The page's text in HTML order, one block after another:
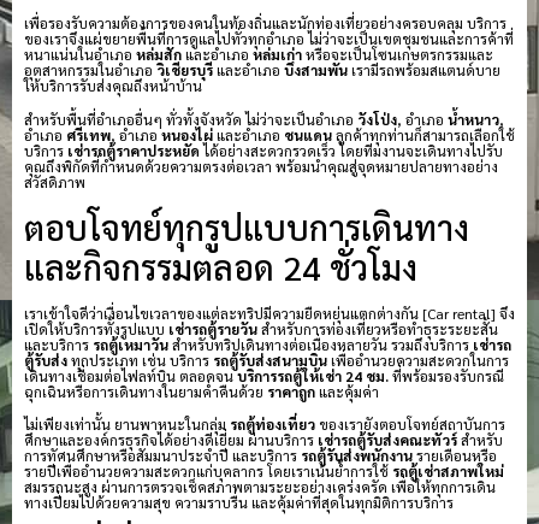
เพื่อรองรับความต้องการของคนในท้องถิ่นและนักท่องเที่ยวอย่างครอบคลุม บริการ
ของเราจึงแผ่ขยายพื้นที่การดูแลไปทั่วทุกอำเภอ ไม่ว่าจะเป็นเขตชุมชนและการค้าที่
หนาแน่นในอำเภอ หล่มสักและอำเภอ หล่มเก่าหรือจะเป็นโซนเกษตรกรรมและ
อุตสาหกรรมในอำเภอ วิเชียรบุรีและอำเภอ บึงสามพันเรามีรถพร้อมสแตนด์บาย
ให้บริการรับส่งคุณถึงหน้าบ้าน
สำหรับพื้นที่อำเภออื่นๆ ทั่วทั้งจังหวัด ไม่ว่าจะเป็นอำเภอ วังโป่ง, อำเภอ น้ำหนาว,
อำเภอ ศรีเทพ, อำเภอหนองไผ่และอำเภอ ชนแดนลูกค้าทุกท่านก็สามารถเลือกใช้
บริการ เช่ารถตู้ราคาประหยัดได้อย่างสะดวกรวดเร็ว โดยทีมงานจะเดินทางไปรับ
คุณถึงพิกัดที่กำหนดด้วยความตรงต่อเวลา พร้อมนำคุณสู่จุดหมายปลายทางอย่าง
สวัสดิภาพ
ตอบโจทย์ทุกรูปแบบการเดินทาง
และกิจกรรมตลอด 24 ชั่วโมง
เราเข้าใจดีว่าเงื่อนไขเวลาของแต่ละทริปมีความยืดหยุ่นแตกต่างกัน [Car rental] จึง
เปิดให้บริการทั้งรูปแบบ เช่ารถตู้รายวันสำหรับการท่องเที่ยวหรือทำธุระระยะสั้น
และบริการ รถตู้เหมาวันสำหรับทริปเดินทางต่อเนื่องหลายวัน รวมถึงบริการ เช่ารถ
ตู้รับส่งทุกประเภท เช่น บริการ รถตู้รับส่งสนามบินเพื่ออำนวยความสะดวกในการ
เดินทางเชื่อมต่อไฟลท์บิน ตลอดจนบริการรถตู้ให้เช่า 24 ชม.ที่พร้อมรองรับกรณี
ฉุกเฉินหรือการเดินทางในยามค่ำคืนด้วย ราคาถูกและคุ้มค่า
ไม่เพียงเท่านั้น ยานพาหนะในกลุ่ม รถตู้ท่องเที่ยว ของเรายังตอบโจทย์สถาบันการ
ศึกษาและองค์กรธุรกิจได้อย่างดีเยี่ยม ผ่านบริการ เช่ารถตู้รับส่งคณะทัวร์สำหรับ
การทัศนศึกษาหรือสัมมนาประจำปี และบริการ รถตู้รับส่งพนักงานรายเดือนหรือ
รายปีเพื่ออำนวยความสะดวกแก่บุคลากร โดยเราเน้นย้ำการใช้ รถตู้เช่าสภาพใหม่
สมรรถนะสูง ผ่านการตรวจเช็คสภาพตามระยะอย่างเคร่งครัด เพื่อให้ทุกการเดิน
ทางเปี่ยมไปด้วยความสุข ความราบรื่น และคุ้มค่าที่สุดในทุกมิติการบริการ